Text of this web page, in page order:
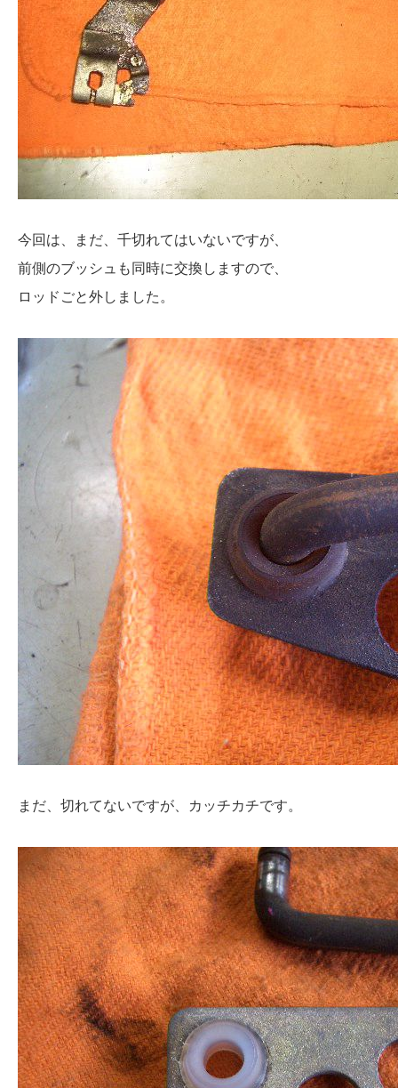
今回は、まだ、千切れてはいないですが、
前側のブッシュも同時に交換しますので、
ロッドごと外しました。
まだ、切れてないですが、カッチカチです。